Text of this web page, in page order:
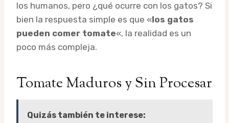
los humanos, pero ¿qué ocurre con los gatos? Si
bien la respuesta simple es que «los gatos
pueden comer tomate«, la realidad es un
poco más compleja.
Tomate Maduros y Sin Procesar
Quizás también te interese: